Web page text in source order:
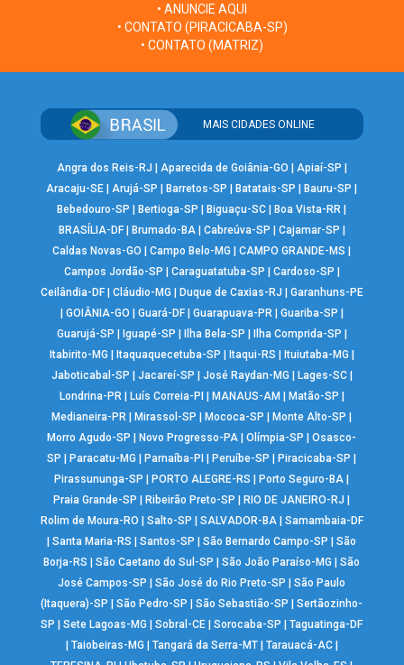
• ANUNCIE AQUI
• CONTATO (PIRACICABA-SP)
• CONTATO (MATRIZ)
MAIS CIDADES ONLINE
Angra dos Reis-RJ Aparecida de Goiânia-GO Apiaí-SP
Aracaju-SE |Arujá-SP Barretos-SP Batatais-SP Bauru-SP
Bebedouro-SP
Bertioga-SP Biguaçu-SC Boa Vista-RR
BRASÍLIA-DF| Brumado-BA| Cabreúva-SP Cajamar-SP
Caldas Novas-GO
|Campo Belo-MG |CAMPO GRANDE-MS
Campos Jordão-SP
Caraguatatuba-SP Cardoso-SP
Ceilândia-DF| Cláudio-MG Duque de Caxias-RJ
Garanhuns-PE
GOIÂNIA-GO Guará-DF| Guarapuava-PR| Guariba-SP
Guarujá-SP
Iguapé-SP Ilha Bela-SP Ilha Comprida-SP
Itabirito-MG
Itaquaquecetuba-SP Itaqui-RS Ituiutaba-MG
Jaboticabal-SP
Jacareí-SP José Raydan-MG Lages-SC|
Londrina-PR| Luís Correia-PI MANAUS-AM Matão-SP
Medianeira-PR
Mirassol-SP Mococa-SP Monte Alto-SP
Morro Agudo-SP
Novo Progresso-PA |Olímpia-SP |Osasco-
SP
Paracatu-MG Parnaíba-PI Peruíbe-SP Piracicaba-SP
Pirassununga-SP
PORTO ALEGRE-RS Porto Seguro-BA
Praia Grande-SP
Ribeirão Preto-SP RIO DE JANEIRO-RJ
Rolim de Moura-RO
Salto-SP SALVADOR-BA| Samambaia-DF
|Santa Maria-RS |Santos-SP |São Bernardo Campo-SP |São
Borja-RS
|São Caetano do Sul-SP |São João Paraíso-MG |São
José Campos-SP
|São José do Rio Preto-SP |São Paulo
(Itaquera)-SP
|São Pedro-SP |São Sebastião-SP |Sertãozinho-
SP
|Sete Lagoas-MG |Sobral-CE |Sorocaba-SP |Taguatinga-DF
Taiobeiras-MG Tangará da Serra-MT| Tarauacá-AC|